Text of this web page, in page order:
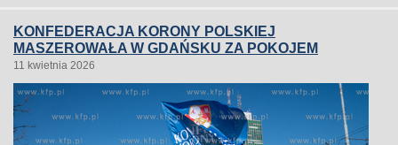
KONFEDERACJA KORONY POLSKIEJ
MASZEROWAŁA W GDAŃSKU ZA POKOJEM
11 kwietnia 2026